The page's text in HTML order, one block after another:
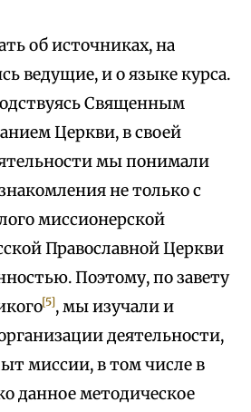
об источниках, на
ведущие, и о языке курса.
Священным
Церкви, в своей
мы понимали
не только с
миссионерской
Православной Церкви
Поэтому, по завету
[5], мы изучали и
деятельности,
миссии, в том числе в
данное методическое